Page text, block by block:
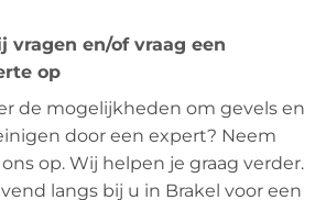
vragen en/of vraag een
op
de mogelijkheden om gevels en
door een expert? Neem
op. Wij helpen je graag verder.
langs bij u in Brakel voor een